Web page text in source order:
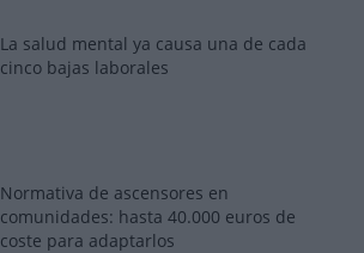
La salud mental ya causa una de cada
cinco bajas laborales
Normativa de ascensores en
comunidades: hasta 40.000 euros de
coste para adaptarlos